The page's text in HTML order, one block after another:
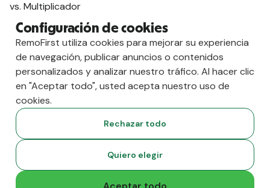
vs. Multiplicador
RemoFirst Inc. Creado 💚 a distancia desde
casa.
Condiciones generales
Configuración de cookies
RemoFirst utiliza cookies para mejorar su experiencia
de navegación, publicar anuncios o contenidos
personalizados y analizar nuestro tráfico. Al hacer clic
en "Aceptar todo", usted acepta nuestro uso de
cookies.
Rechazar todo
Quiero elegir